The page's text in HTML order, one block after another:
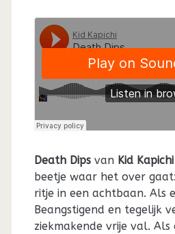
Death Dipsvan Kid Kapichi
beetje waar het over
ritje in een achtbaan. Als
Beangstigend en tegelijk
ziekmakende vrije val. Als